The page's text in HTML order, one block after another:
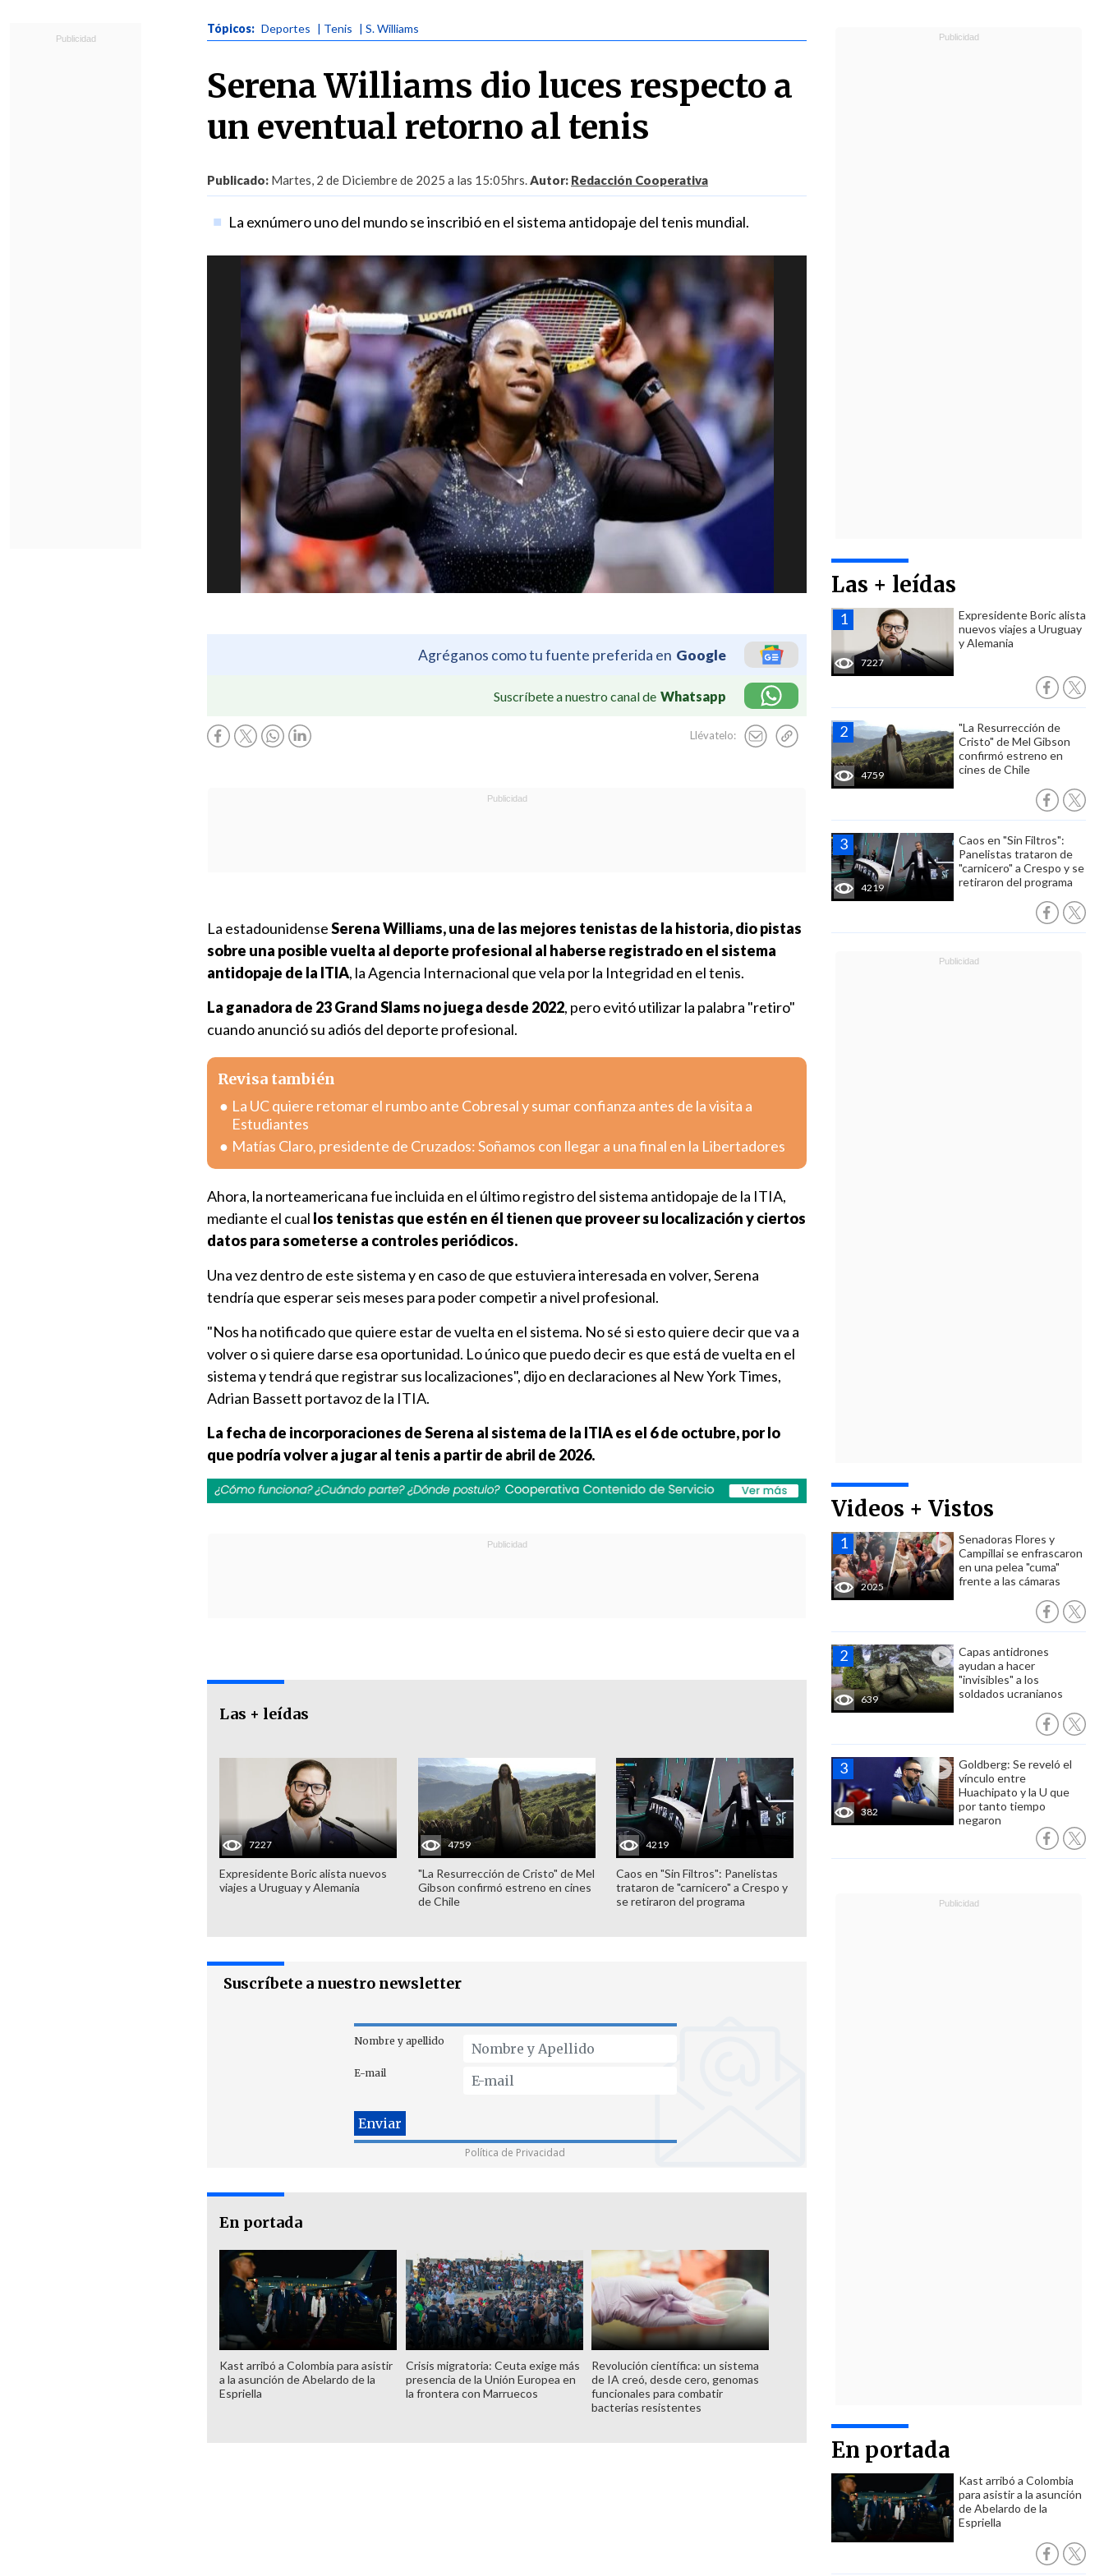
Tópicos: Deportes | Tenis | S. Williams
Serena Williams dio luces respecto a
un eventual retorno al tenis
Publicado: Martes, 2 de Diciembre de 2025 a las 15:05hrs.Autor: Redacción Cooperativa
La exnúmero uno del mundo se inscribió en el sistema antidopaje del tenis mundial.
Agréganos como tu fuente preferida en Google
Suscríbete a nuestro canal de Whatsapp
Llévatelo:
Las + leídas
7227
Expresidente Boric alista
nuevos viajes a Uruguay
y Alemania
4759
"La Resurrección de
Cristo" de Mel Gibson
confirmó estreno en
cines de Chile
4219
Caos en "Sin Filtros":
Panelistas trataron de
"carnicero" a Crespo y se
retiraron del programa
Videos + Vistos
2025
Senadoras Flores y
Campillai se enfrascaron
en una pelea "cuma"
frente a las cámaras
639
Capas antidrones
ayudan a hacer
"invisibles" a los
soldados ucranianos
382
Goldberg: Se reveló el
vínculo entre
Huachipato y la U que
por tanto tiempo
negaron
En portada
Kast arribó a Colombia
para asistir a la asunción
de Abelardo de la
Espriella
La estadounidenseSerena Williams, una de las mejores tenistas de la historia, dio pistas
sobre una posible vuelta al deporte profesional al haberse registrado en el sistema
antidopaje de la ITIA, la Agencia Internacional que vela por la Integridad en el tenis.
La ganadora de 23 Grand Slams no juega desde 2022, pero evitó utilizar la palabra "retiro"
cuando anunció su adiós del deporte profesional.
Revisa también
La UC quiere retomar el rumbo ante Cobresal y sumar confianza antes de la visita a
Estudiantes
Matías Claro, presidente de Cruzados: Soñamos con llegar a una final en la Libertadores
Ahora, la norteamericana fue incluida en el último registro del sistema antidopaje de la ITIA,
mediante el cual los tenistas que estén en él tienen que proveer su localización y ciertos
datos para someterse a controles periódicos.
Una vez dentro de este sistema y en caso de que estuviera interesada en volver, Serena
tendría que esperar seis meses para poder competir a nivel profesional.
"Nos ha notificado que quiere estar de vuelta en el sistema. No sé si esto quiere decir que va a
volver o si quiere darse esa oportunidad. Lo único que puedo decir es que está de vuelta en el
sistema y tendrá que registrar sus localizaciones", dijo en declaraciones al New York Times,
Adrian Bassett portavoz de la ITIA.
La fecha de incorporaciones de Serena al sistema de la ITIA es el 6 de octubre, por lo
que podría volver a jugar al tenis a partir de abril de 2026.
Las + leídas
7227
Expresidente Boric alista nuevos
viajes a Uruguay y Alemania
4759
"La Resurrección de Cristo" de Mel
Gibson confirmó estreno en cines
de Chile
4219
Caos en "Sin Filtros": Panelistas
trataron de "carnicero" a Crespo y
se retiraron del programa
Suscríbete a nuestro newsletter
Nombre y apellido
E-mail
Política de Privacidad
En portada
Kast arribó a Colombia para asistir
a la asunción de Abelardo de la
Espriella
Crisis migratoria: Ceuta exige más
presencia de la Unión Europea en
la frontera con Marruecos
Revolución científica: un sistema
de IA creó, desde cero, genomas
funcionales para combatir
bacterias resistentes